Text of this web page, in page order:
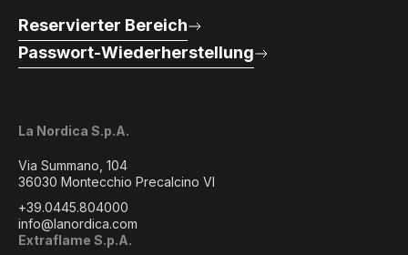
La Nordica S.p.A.
Via Summano, 104
36030 Montecchio Precalcino VI
+39.0445.804000
info@lanordica.com
Extraflame S.p.A.
Reservierter Bereich
Passwort-Wiederherstellung